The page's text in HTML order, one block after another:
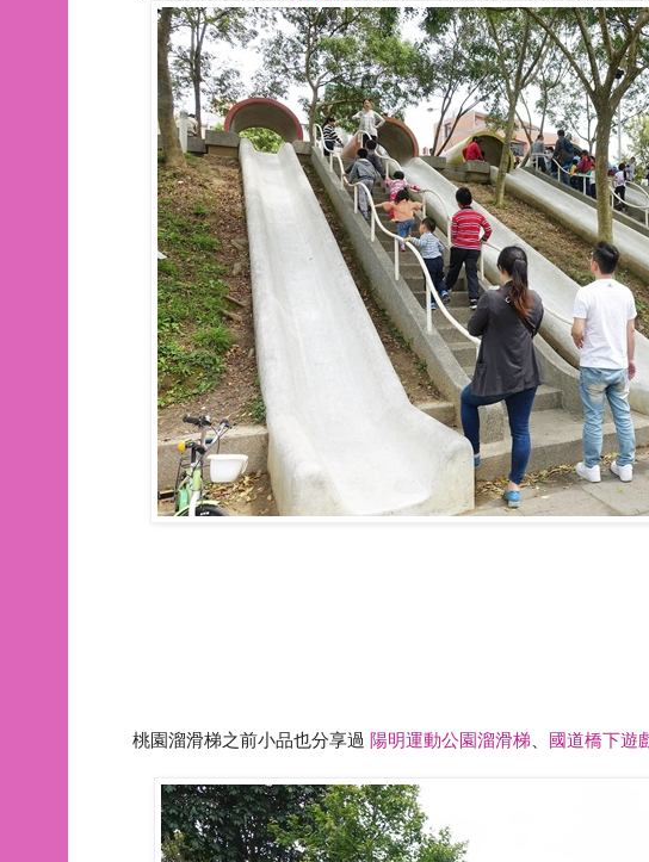
桃園溜滑梯之前小品也分享過 陽明運動公園溜滑梯 國道橋下遊